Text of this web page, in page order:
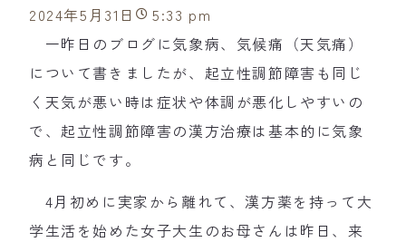
2024年5月31日
5:33 pm
一昨日のブログに気象病、気候痛（天気痛）
について書きましたが、起立性調節障害も同じ
く天気が悪い時は症状や体調が悪化しやすいの
で、起立性調節障害の漢方治療は基本的に気象
病と同じです。
4月初めに実家から離れて、漢方薬を持って大
学生活を始めた女子大生のお母さんは昨日、来